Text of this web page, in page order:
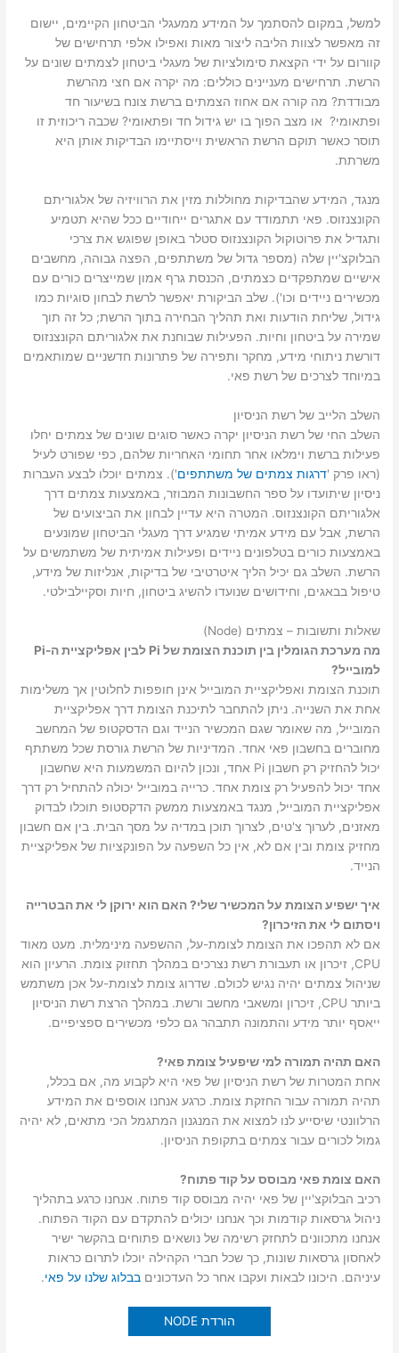
למשל, במקום להסתמך על המידע ממעגלי הביטחון הקיימים, יישום
זה מאפשר לצוות הליבה ליצור מאות ואפילו אלפי תרחישים של
קוורום על ידי הקצאת סימולציות של מעגלי ביטחון לצמתים שונים על
הרשת. תרחישים מעניינים כוללים: מה יקרה אם חצי מהרשת
מבודדת? מה קורה אם אחוז הצמתים ברשת צונח בשיעור חד
ופתאומי? או מצב הפוך בו יש גידול חד ופתאומי? שכבה ריכוזית זו
תוסר כאשר תוקם הרשת הראשית וייסתיימו הבדיקות אותן היא
משרתת.
מנגד, המידע שהבדיקות מחוללות מזין את הרוויזיה של אלגוריתם
הקונצנזוס. פאי תתמודד עם אתגרים ייחודיים ככל שהיא תטמיע
ותגדיל את פרוטוקול הקונצנזוס סטלר באופן שפוגש את צרכי
הבלוקצ'יין שלה (מספר גדול של משתתפים, הפצה גבוהה, מחשבים
אישיים שמתפקדים כצמתים, הכנסת גרף אמון שמייצרים כורים עם
מכשירים ניידים וכו'). שלב הביקורת יאפשר לרשת לבחון סוגיות כמו
גידול, שליחת הודעות ואת תהליך הבחירה בתוך הרשת; כל זה תוך
שמירה על ביטחון וחיות. הפעילות שבוחנת את אלגוריתם הקונצנזוס
דורשת ניתוחי מידע, מחקר ותפירה של פתרונות חדשניים שמותאמים
במיוחד לצרכים של רשת פאי.
השלב הלייב של רשת הניסיון
השלב החי של רשת הניסיון יקרה כאשר סוגים שונים של צמתים יחלו
פעילות ברשת וימלאו אחר תחומי האחריות שלהם, כפי שפורט לעיל
(ראו פרק 'דרגות צמתים של משתתפים'). צמתים יוכלו לבצע העברות
ניסיון שיתועדו על ספר החשבונות המבוזר, באמצעות צמתים דרך
אלגוריתם הקונצנזוס. המטרה היא עדיין לבחון את הביצועים של
הרשת, אבל עם מידע אמיתי שמגיע דרך מעגלי הביטחון שמונעים
באמצעות כורים בטלפונים ניידים ופעילות אמיתית של משתמשים על
הרשת. השלב גם יכיל הליך איטרטיבי של בדיקות, אנליזות של מידע,
טיפול בבאגים, וחידושים שנועדו להשיג ביטחון, חיות וסקיילבילטי.
שאלות ותשובות – צמתים (Node)
מה מערכת הגומלין בין תוכנת הצומת של Pi לבין אפליקציית ה-Pi
למובייל?
תוכנת הצומת ואפליקציית המובייל אינן חופפות לחלוטין אך משלימות
אחת את השנייה. ניתן להתחבר לתיכנת הצומת דרך אפליקציית
המובייל, מה שאומר שגם המכשיר הנייד וגם הדסקטופ של המחשב
מחוברים בחשבון פאי אחד. המדיניות של הרשת גורסת שכל משתתף
יכול להחזיק רק חשבון Pi אחד, ונכון להיום המשמעות היא שחשבון
אחד יכול להפעיל רק צומת אחד. כרייה במובייל יכולה להתחיל רק דרך
אפליקציית המובייל, מנגד באמצעות ממשק הדקסטופ תוכלו לבדוק
מאזנים, לערוך צ'טים, לצרוך תוכן במדיה על מסך הבית. בין אם חשבון
מחזיק צומת ובין אם לא, אין כל השפעה על הפונקציות של אפליקציית
הנייד.
איך ישפיע הצומת על המכשיר שלי? האם הוא ירוקן לי את הבטרייה
ויסתום לי את הזיכרון?
אם לא תהפכו את הצומת לצומת-על, ההשפעה מינימלית. מעט מאוד
CPU, זיכרון או תעבורת רשת נצרכים במהלך תחזוק צומת. הרעיון הוא
שניהול צמתים יהיה נגיש לכולם. שדרוג צומת לצומת-על אכן משתמש
ביותר CPU, זיכרון ומשאבי מחשב ורשת. במהלך הרצת רשת הניסיון
ייאסף יותר מידע והתמונה תתבהר גם כלפי מכשירים ספציפיים.
האם תהיה תמורה למי שיפעיל צומת פאי?
אחת המטרות של רשת הניסיון של פאי היא לקבוע מה, אם בכלל,
תהיה תמורה עבור החזקת צומת. כרגע אנחנו אוספים את המידע
הרלוונטי שיסייע לנו למצוא את המנגנון המתגמל הכי מתאים, לא יהיה
גמול לכורים עבור צמתים בתקופת הניסיון.
האם צומת פאי מבוסס על קוד פתוח?
רכיב הבלוקצ'יין של פאי יהיה מבוסס קוד פתוח. אנחנו כרגע בתהליך
ניהול גרסאות קודמות וכך אנחנו יכולים להתקדם עם הקוד הפתוח.
אנחנו מתכוונים לתחזק רשימה של נושאים פתוחים בהקשר ישיר
לאחסון גרסאות שונות, כך שכל חברי הקהילה יוכלו לתרום כראות
עיניהם. היכונו לבאות ועקבו אחר כל העדכוניםבבלוג שלנו על פאי.
הורדת NODE